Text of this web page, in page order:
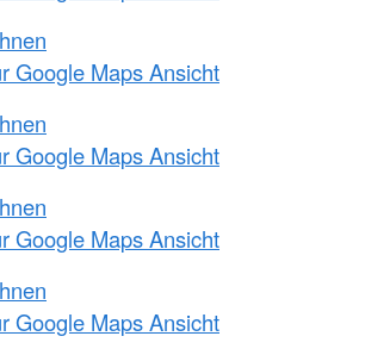
Google Maps Ansicht
Google Maps Ansicht
Google Maps Ansicht
Google Maps Ansicht